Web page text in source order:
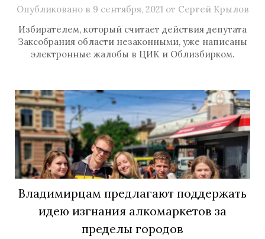
Опубликовано в 9 сентября, 2021 от Сергей Крылов
Избирателем, который считает действия депутата
Заксобрания области незаконными, уже написаны
электронные жалобы в ЦИК и Облизбирком.
Владимирцам предлагают поддержать
идею изгнания алкомаркетов за
пределы городов